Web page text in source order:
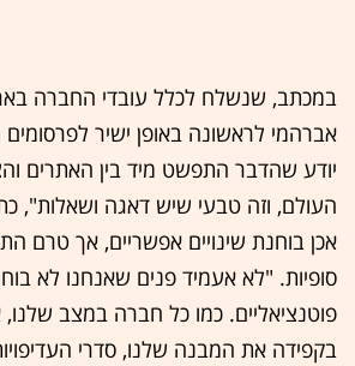
במכתב, שנשלח לכלל עובדי החברה
אברהמי לראשונה באופן ישיר לפרסומים
יודע שהדבר התפשט מיד בין האתרים
העולם, וזה טבעי שיש דאגה ושאלות",
אכן בוחנת שינויים אפשריים, אך טרם
סופיות. "לא אעמיד פנים שאנחנו לא
פוטנציאליים. כמו כל חברה במצב שלנו,
בקפידה את המבנה שלנו, סדרי